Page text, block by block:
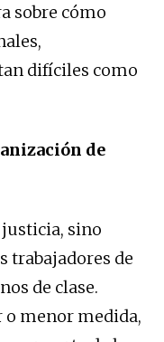
sobre cómo
difíciles como
de
sino
trabajadores de
de clase.
o menor medida,